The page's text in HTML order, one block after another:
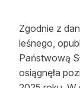
100 lat
Zgodnie z
leśnego,
Państwową
osiągnęła